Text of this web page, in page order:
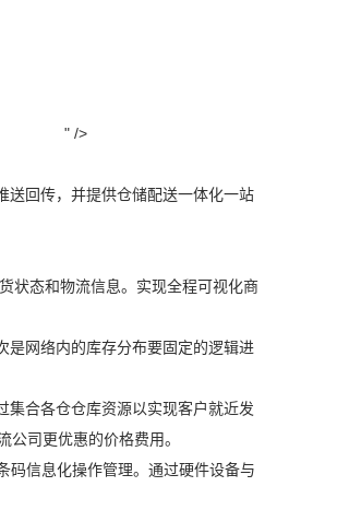
" />
送回传，并提供仓储配送一体化一站
状态和物流信息。实现全程可视化商
是网络内的库存分布要固定的逻辑进
集合各仓仓库资源以实现客户就近发
司更优惠的价格费用。
码信息化操作管理。通过硬件设备与